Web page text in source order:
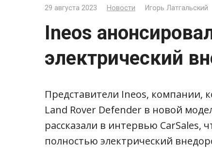
29 августа 2023 Новости Игорь Латгальский
Ineos
электрический
Представители Ineos, компании,
Land Rover Defender в новой
рассказали в интервью CarSales,
полностью электрический